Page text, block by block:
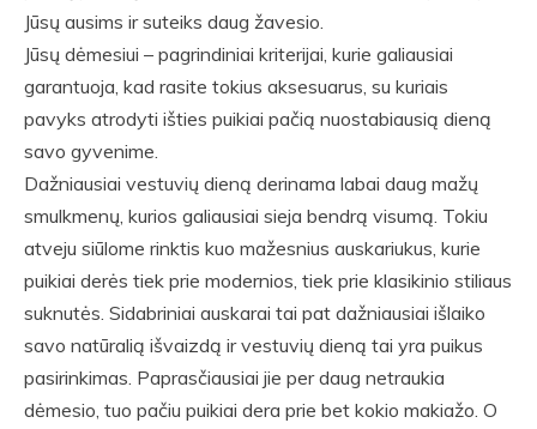
Jūsų ausims ir suteiks daug žavesio.
Jūsų dėmesiui – pagrindiniai kriterijai, kurie galiausiai
garantuoja, kad rasite tokius aksesuarus, su kuriais
pavyks atrodyti išties puikiai pačią nuostabiausią dieną
savo gyvenime.
Dažniausiai vestuvių dieną derinama labai daug mažų
smulkmenų, kurios galiausiai sieja bendrą visumą. Tokiu
atveju siūlome rinktis kuo mažesnius auskariukus, kurie
puikiai derės tiek prie modernios, tiek prie klasikinio stiliaus
suknutės. Sidabriniai auskarai tai pat dažniausiai išlaiko
savo natūralią išvaizdą ir vestuvių dieną tai yra puikus
pasirinkimas. Paprasčiausiai jie per daug netraukia
dėmesio, tuo pačiu puikiai dera prie bet kokio makiažo. O